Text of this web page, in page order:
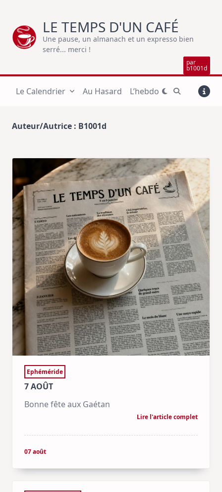
content
LE TEMPS D'UN CAFÉ
Une pause, un almanach et un expresso bien
serré... merci !
par
b1001d
Le Calendrier Au Hasard L’hebdo
Auteur/autrice : B1001d
Ephéméride
7 AOÛT
Bonne fête aux Gaétan
Lire l'article complet
07 août